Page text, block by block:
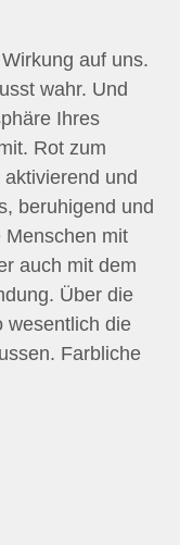
auf uns.
wahr. Und
Ihres
Rot zum
und
beruhigend und
Menschen mit
auch mit dem
Über die
wesentlich die
Farbliche